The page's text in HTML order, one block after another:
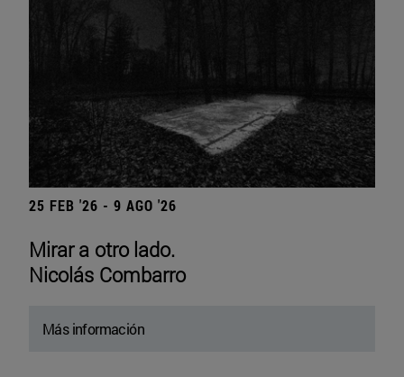
25 FEB '26 - 9 AGO '26
Mirar a otro lado.
Nicolás Combarro
Más información